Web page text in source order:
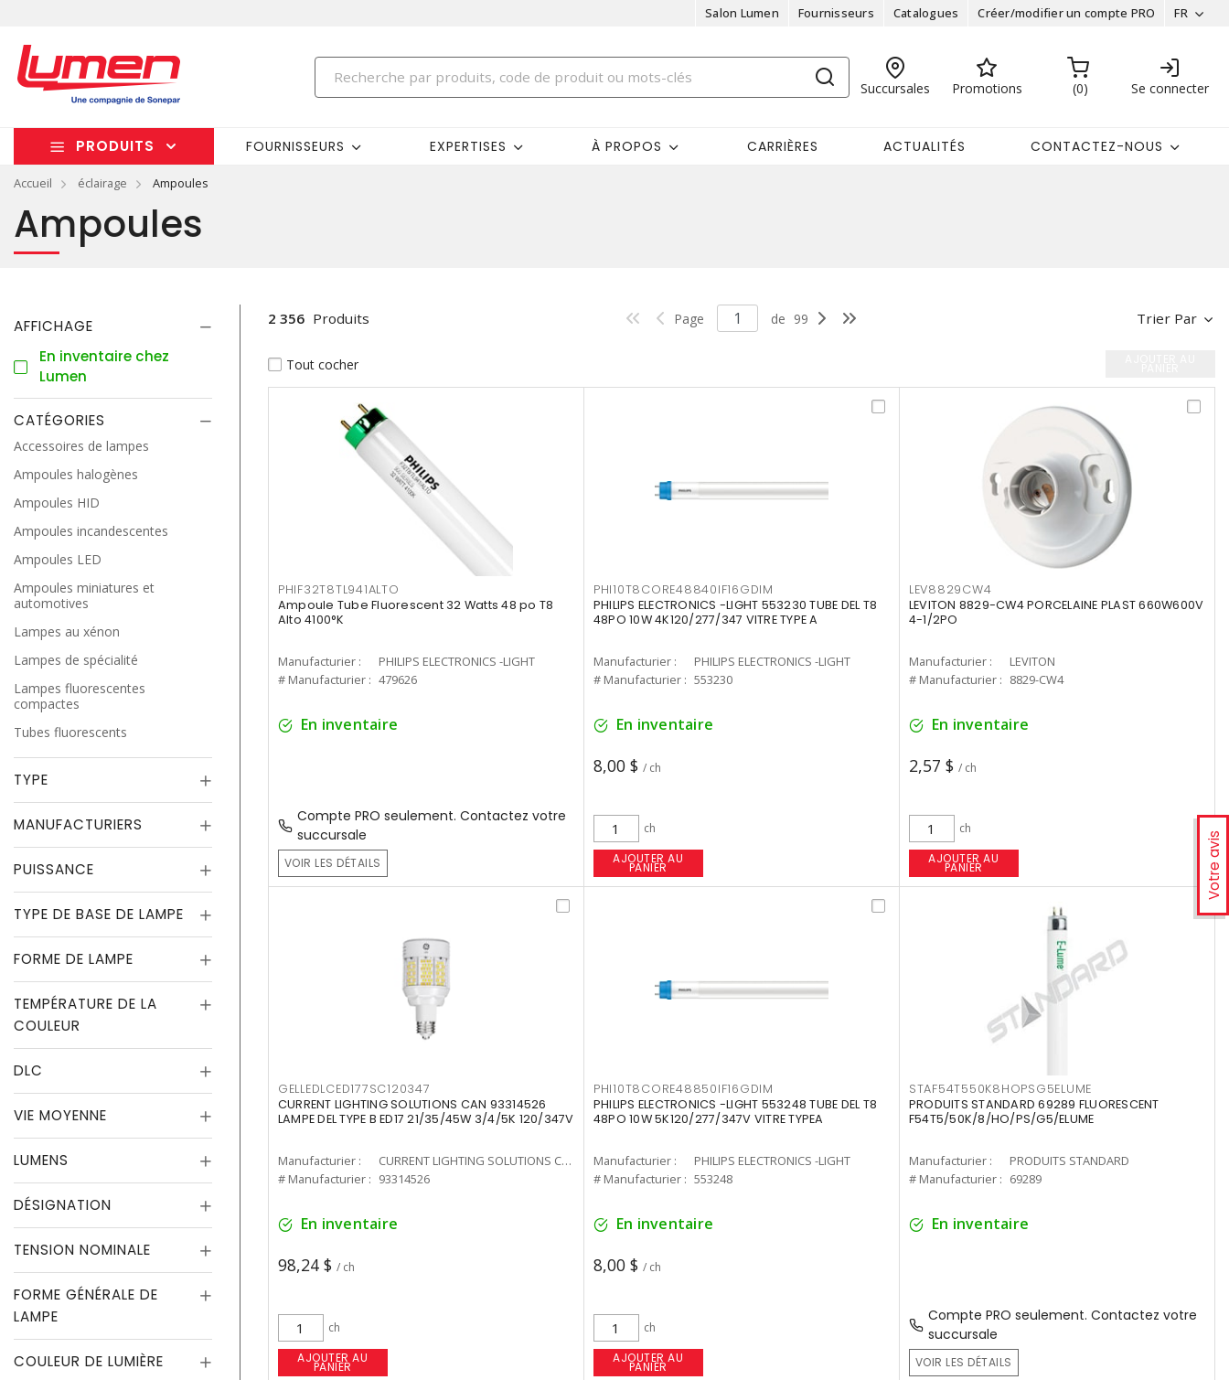
Salon Lumen Fournisseurs Catalogues Créer/modifier un compte PRO FR
Succursales Promotions 0 Se connecter
PRODUITS FOURNISSEURS EXPERTISES À PROPOS CARRIÈRES ACTUALITÉS CONTACTEZ-NOUS
Accueil éclairage Ampoules
Votre avis
Ampoules
AFFICHAGE
En inventaire chez
Lumen
CATÉGORIES
Accessoires de lampes
Ampoules halogènes
Ampoules HID
Ampoules incandescentes
Ampoules LED
Ampoules miniatures et
automotives
Lampes au xénon
Lampes de spécialité
Lampes fluorescentes
compactes
Tubes fluorescents
TYPE
MANUFACTURIERS
PUISSANCE
TYPE DE BASE DE LAMPE
FORME DE LAMPE
TEMPÉRATURE DE LA
COULEUR
DLC
VIE MOYENNE
LUMENS
DÉSIGNATION
TENSION NOMINALE
FORME GÉNÉRALE DE
LAMPE
COULEUR DE LUMIÈRE
Trier Par
2 356 Produits Page de 99
Tout cocher
PHIF32T8TL941ALTO
Ampoule Tube Fluorescent 32 Watts 48 po T8
Alto 4100°K
Manufacturier :
PHILIPS ELECTRONICS -LIGHT
# Manufacturier : 479626
En inventaire
Compte PRO seulement. Contactez votre
succursale
VOIR LES DÉTAILS
PHI10T8CORE48840IF16GDIM
PHILIPS ELECTRONICS -LIGHT 553230 TUBE DEL T8
48PO 10W 4K120/277/347 VITRE TYPE A
Manufacturier :
PHILIPS ELECTRONICS -LIGHT
# Manufacturier : 553230
En inventaire
8,00 $ / ch
ch
AJOUTER AU
PANIER
LEV8829CW4
LEVITON 8829-CW4 PORCELAINE PLAST 660W600V
4-1/2PO
Manufacturier :
LEVITON
# Manufacturier : 8829-CW4
En inventaire
2,57 $ / ch
ch
AJOUTER AU
PANIER
GELLEDLCED177SC120347
CURRENT LIGHTING SOLUTIONS CAN 93314526
LAMPE DEL TYPE B ED17 21/35/45W 3/4/5K 120/347V
Manufacturier :
CURRENT LIGHTING SOLUTIONS CAN
# Manufacturier : 93314526
En inventaire
98,24 $ / ch
ch
AJOUTER AU
PANIER
PHI10T8CORE48850IF16GDIM
PHILIPS ELECTRONICS -LIGHT 553248 TUBE DEL T8
48PO 10W 5K120/277/347V VITRE TYPEA
Manufacturier :
PHILIPS ELECTRONICS -LIGHT
# Manufacturier : 553248
En inventaire
8,00 $ / ch
ch
AJOUTER AU
PANIER
STAF54T550K8HOPSG5ELUME
PRODUITS STANDARD 69289 FLUORESCENT
F54T5/50K/8/HO/PS/G5/ELUME
Manufacturier :
PRODUITS STANDARD
# Manufacturier : 69289
En inventaire
Compte PRO seulement. Contactez votre
succursale
VOIR LES DÉTAILS